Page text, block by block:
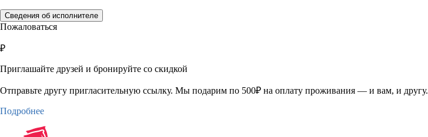
Сведения об исполнителе
Пожаловаться
₽
Приглашайте друзей и бронируйте со скидкой
Отправьте другу пригласительную ссылку. Мы подарим по 500₽ на оплату проживания — и вам, и другу.
Подробнее